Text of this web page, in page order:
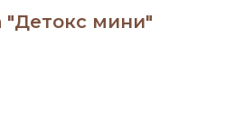
"Детокс мини"